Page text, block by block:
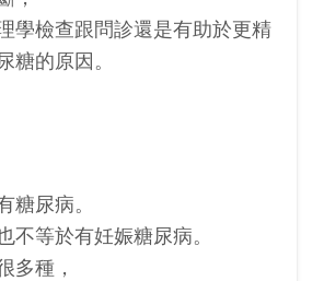
學檢查跟問診還是有助於更精
糖的原因。
糖尿病。
不等於有妊娠糖尿病。
多種，